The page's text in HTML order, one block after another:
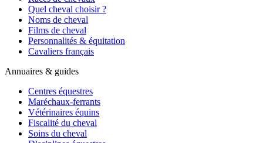
Quel cheval choisir ?
Noms de cheval
Films de cheval
Personnalités & équitation
Cavaliers français
Annuaires & guides
Centres équestres
Maréchaux-ferrants
Vétérinaires équins
Fiscalité du cheval
Soins du cheval